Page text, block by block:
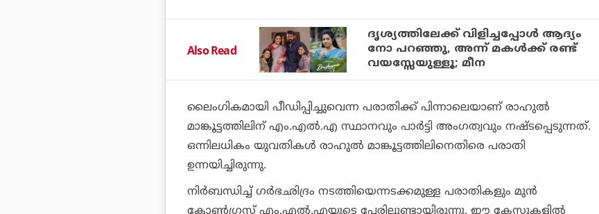
Also Read
ദൃശ്യത്തിലേക്ക്‌ വിളിച്ചപ്പോൾ ആദ്യം
നോ പറഞ്ഞു, അന്ന് മകൾക്ക് രണ്ട്‌
വയസ്സേയുള്ളൂ; മീന
ലൈംഗികമായി പീഡിപ്പിച്ചുവെന്ന പരാതിക്ക് പിന്നാലെയാണ് രാഹുല്‍
മാങ്കൂട്ടത്തിലിന് എം.എല്‍.എ സ്ഥാനവും പാര്‍ട്ടി അംഗത്വവും നഷ്ടപ്പെടുന്നത്.
ഒന്നിലധികം യുവതികള്‍ രാഹുല്‍ മാങ്കൂട്ടത്തിലിനെതിരെ പരാതി
ഉന്നയിച്ചിരുന്നു.
നിര്‍ബന്ധിച്ച് ഗര്‍ഭഛിദ്രം നടത്തിയെന്നടക്കമുള്ള പരാതികളും മുന്‍